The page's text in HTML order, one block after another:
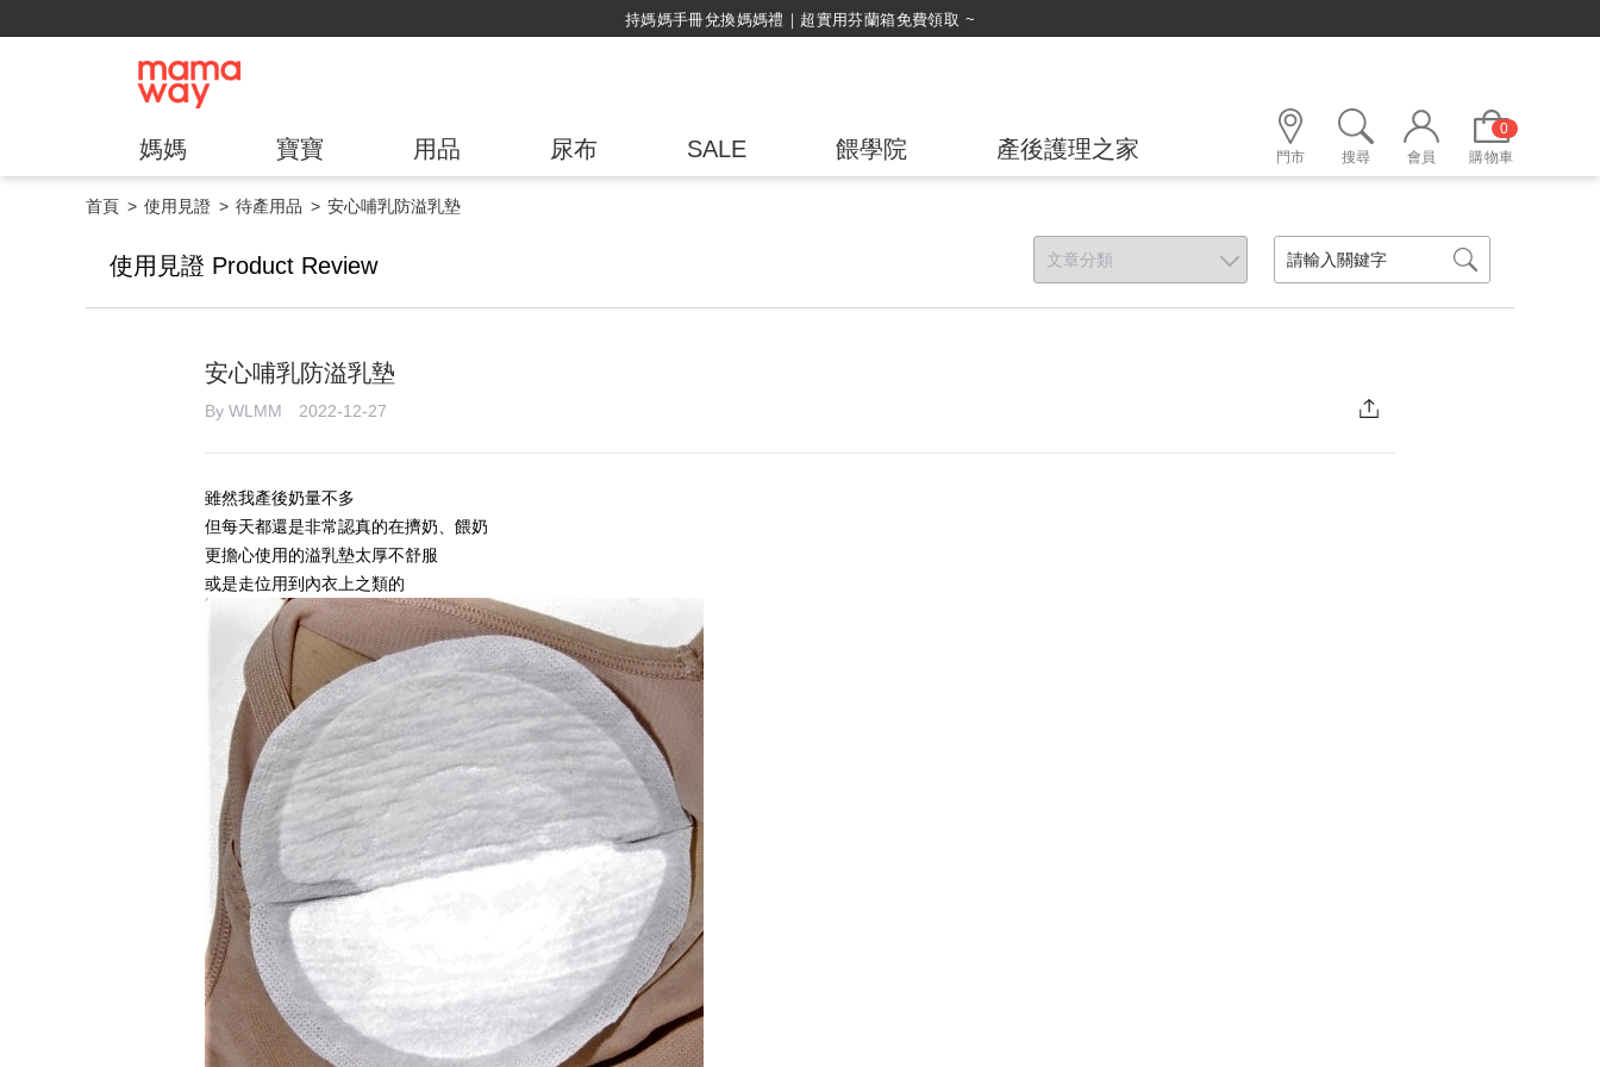
持媽媽手冊兌換媽媽禮｜超實用芬蘭箱免費領取 ~
媽媽 寶寶 用品 尿布 SALE 餵學院 產後護理之家 門市 搜尋 會員
0
購物車
首頁 使用見證 待產用品 安心哺乳防溢乳墊
使用見證 Product Review
安心哺乳防溢乳墊
By WLMM 2022-12-27
雖然我產後奶量不多
但每天都還是非常認真的在擠奶、餵奶
更擔心使用的溢乳墊太厚不舒服
或是走位用到內衣上之類的